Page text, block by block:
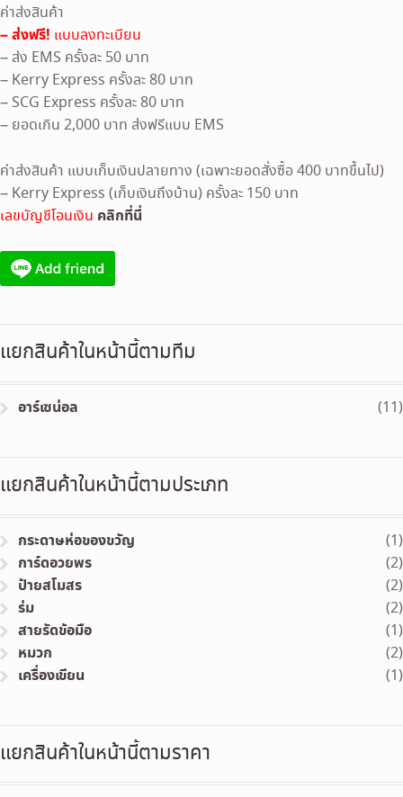
ค่าส่งสินค้า
– ส่งฟรี! แบบลงทะเบียน
– ส่ง EMS ครั้งละ 50 บาท
– Kerry Express ครั้งละ 80 บาท
– SCG Express ครั้งละ 80 บาท
– ยอดเกิน 2,000 บาท ส่งฟรีแบบ EMS
ค่าส่งสินค้า แบบเก็บเงินปลายทาง (เฉพาะยอดสั่งซื้อ 400 บาทขึ้นไป)
– Kerry Express (เก็บเงินถึงบ้าน) ครั้งละ 150 บาท
เลขบัญชีโอนเงิน คลิกที่นี่
แยกสินค้าในหน้านี้ตามทีม
อาร์เซน่อล (11)
แยกสินค้าในหน้านี้ตามประเภท
กระดาษห่อของขวัญ (1)
การ์ดอวยพร (2)
ป้ายสโมสร (2)
ร่ม (2)
สายรัดข้อมือ (1)
หมวก (2)
เครื่องเขียน (1)
แยกสินค้าในหน้านี้ตามราคา